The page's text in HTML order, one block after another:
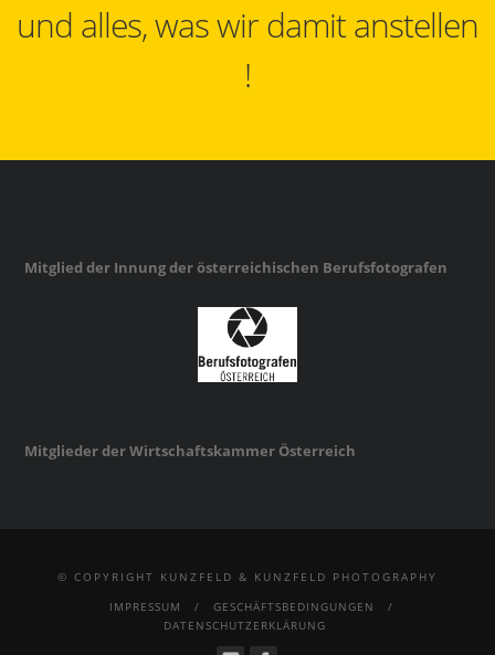
und alles, was wir damit anstellen
!
Mitglied der Innung der österreichischen Berufsfotografen
Mitglieder der Wirtschaftskammer Österreich
© COPYRIGHT KUNZFELD & KUNZFELD PHOTOGRAPHY
IMPRESSUM
GESCHÄFTSBEDINGUNGEN
DATENSCHUTZERKLÄRUNG